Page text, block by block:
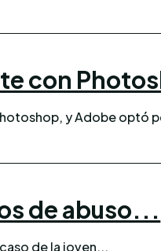
con
y Adobe optó
de abuso...
caso de la joven...